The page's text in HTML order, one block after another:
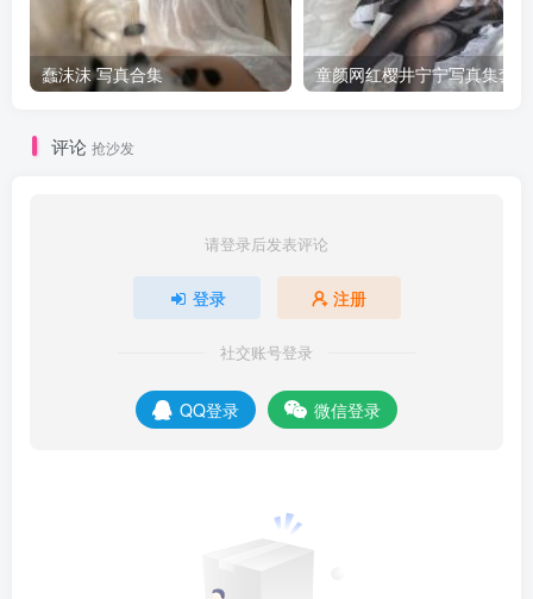
蠢沫沫 写真合集 童颜网红樱井宁宁写真集套图
评论 抢沙发
请登录后发表评论
登录 注册
社交账号登录
QQ登录 微信登录